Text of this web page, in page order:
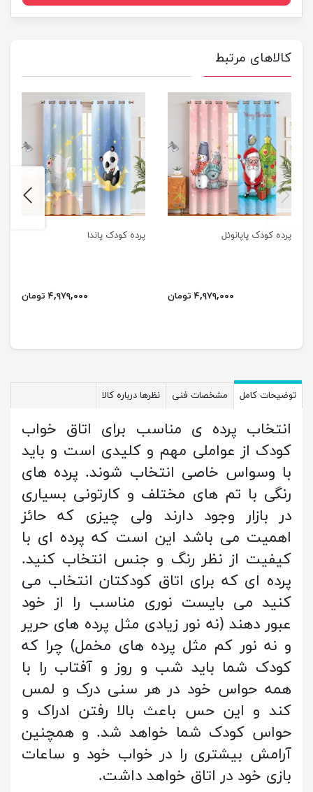
کالاهای مرتبط
پرده کودک پاپانوئل
۴,۹۷۹,۰۰۰ تومان
پرده کودک پاندا
۴,۹۷۹,۰۰۰ تومان
previus
توضیحات کامل مشخصات فنی نظرها درباره کالا
انتخاب پرده ی مناسب برای اتاق خواب
کودک از عواملی مهم و کلیدی است و باید
با وسواس خاصی انتخاب شوند. پرده های
رنگی با تم های مختلف و کارتونی بسیاری
در بازار وجود دارند ولی چیزی که حائز
اهمیت می باشد این است که پرده ای با
کیفیت از نظر رنگ و جنس انتخاب کنید.
پرده ای که برای اتاق کودکتان انتخاب می
کنید می بایست نوری مناسب را از خود
عبور دهند (نه نور زیادی مثل پرده های حریر
و نه نور کم مثل پرده های مخمل) چرا که
کودک شما باید شب و روز و آفتاب را با
همه حواس خود در هر سنی درک و لمس
کند و این حس باعث بالا رفتن ادراک و
حواس کودک شما خواهد شد. و همچنین
آرامش بیشتری را در خواب خود و ساعات
بازی خود در اتاق خواهد داشت.